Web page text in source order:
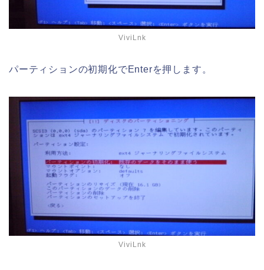
ViviLnk
パーティションの初期化でEnterを押します。
ViviLnk